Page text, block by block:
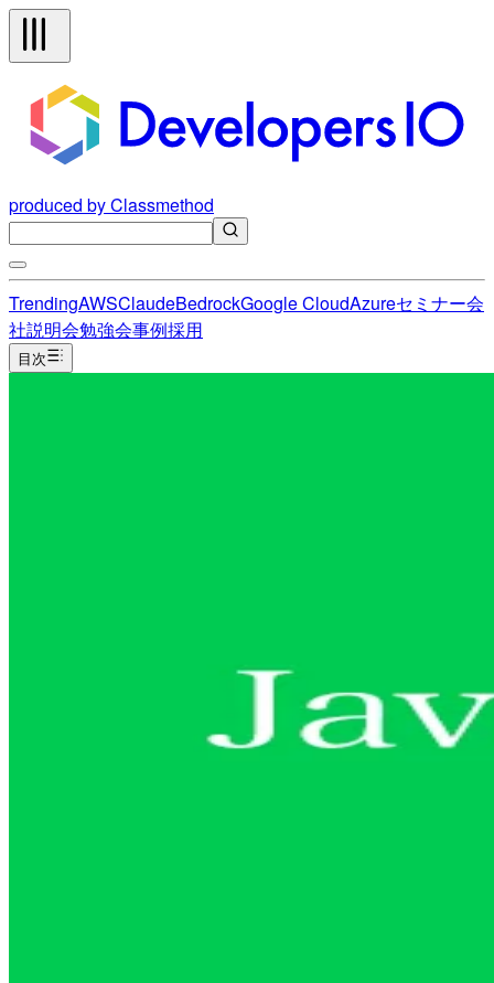
produced by Classmethod
TrendingAWSClaudeBedrockGoogle CloudAzureセミナー会
社説明会勉強会事例採用
目次